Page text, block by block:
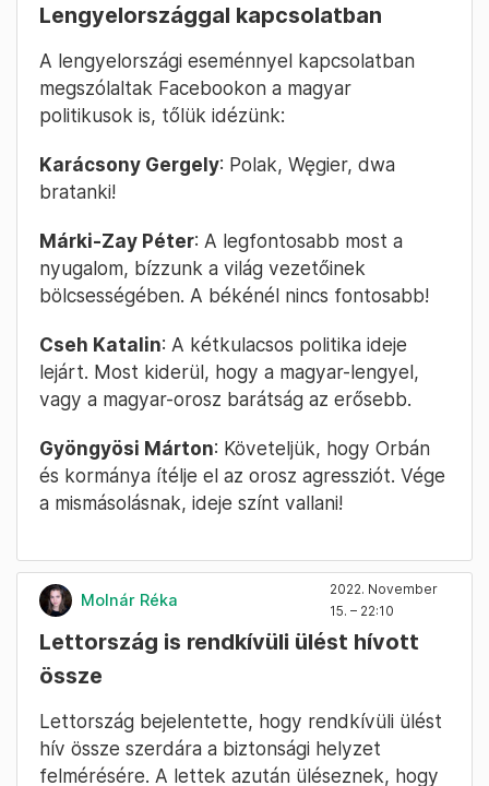
Lengyelországgal kapcsolatban
A lengyelországi eseménnyel kapcsolatban
megszólaltak Facebookon a magyar
politikusok is, tőlük idézünk:
Karácsony Gergely: Polak, Węgier, dwa
bratanki!
Márki-Zay Péter: A legfontosabb most a
nyugalom, bízzunk a világ vezetőinek
bölcsességében. A békénél nincs fontosabb!
Cseh Katalin: A kétkulacsos politika ideje
lejárt. Most kiderül, hogy a magyar-lengyel,
vagy a magyar-orosz barátság az erősebb.
Gyöngyösi Márton: Követeljük, hogy Orbán
és kormánya ítélje el az orosz agressziót. Vége
a mismásolásnak, ideje színt vallani!
Molnár Réka
2022. November
15. – 22:10
Lettország is rendkívüli ülést hívott
össze
Lettország bejelentette, hogy rendkívüli ülést
hív össze szerdára a biztonsági helyzet
felmérésére. A lettek azután üléseznek, hogy